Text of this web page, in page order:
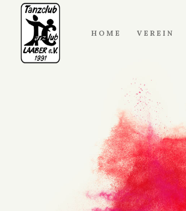
HOME VEREIN